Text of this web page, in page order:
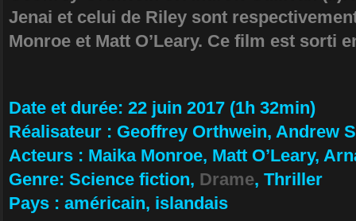
Jenai et celui de Riley sont
Monroe et Matt O’Leary. Ce film est sorti
Da­te et durée: 22 juin 2017 (1h 32min)
Ré­alisateur : Geoffrey Orthwein, Andrew
Ac­teurs : Maika Monroe, Matt O’Leary,
Ge­nre: Science fiction, Drame, Thriller
Pa­ys : américain, islandais